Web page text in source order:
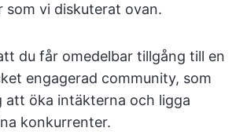
som vi diskuterat ovan.
du får omedelbar tillgång till en
engagerad community, som
att öka intäkterna och ligga
konkurrenter.